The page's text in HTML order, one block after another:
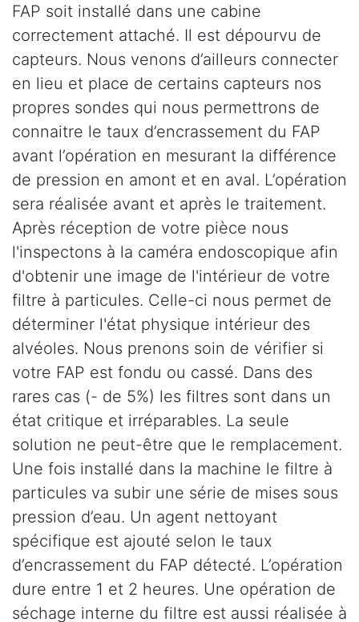
FAP soit installé dans une cabine
correctement attaché. Il est dépourvu de
capteurs. Nous venons d’ailleurs connecter
en lieu et place de certains capteurs nos
propres sondes qui nous permettrons de
connaitre le taux d’encrassement du FAP
avant l’opération en mesurant la différence
de pression en amont et en aval. L’opération
sera réalisée avant et après le traitement.
Après réception de votre pièce nous
l'inspectons à la caméra endoscopique afin
d'obtenir une image de l'intérieur de votre
filtre à particules. Celle-ci nous permet de
déterminer l'état physique intérieur des
alvéoles. Nous prenons soin de vérifier si
votre FAP est fondu ou cassé. Dans des
rares cas (- de 5%) les filtres sont dans un
état critique et irréparables. La seule
solution ne peut-être que le remplacement.
Une fois installé dans la machine le filtre à
particules va subir une série de mises sous
pression d’eau. Un agent nettoyant
spécifique est ajouté selon le taux
d’encrassement du FAP détecté. L’opération
dure entre 1 et 2 heures. Une opération de
séchage interne du filtre est aussi réalisée à